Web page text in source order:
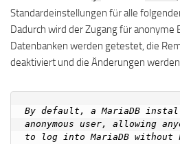
Standardeinstellungen für alle
Dadurch wird der Zugang für
Datenbanken werden getestet, die
deaktiviert und die Änderungen
By default, a MariaDB
anonymous user, allowing
to log into MariaDB without